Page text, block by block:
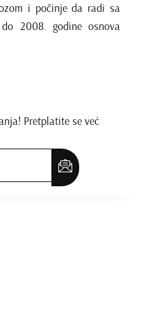
i počinje da radi sa
2008. godine osnova
Pretplatite se već